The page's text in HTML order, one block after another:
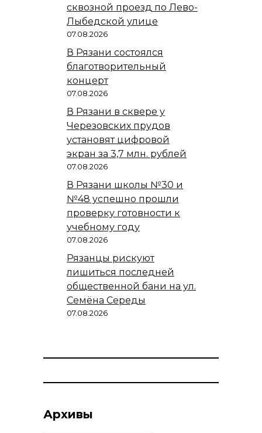
сквозной проезд по Лево-
Лыбедской улице
07.08.2026
В Рязани состоялся
благотворительный
концерт
07.08.2026
В Рязани в сквере у
Черезовских прудов
установят цифровой
экран за 3,7 млн. рублей
07.08.2026
В Рязани школы №30 и
№48 успешно прошли
проверку готовности к
учебному году
07.08.2026
Рязанцы рискуют
лишиться последней
общественной бани на ул.
Семёна Середы
07.08.2026
Архивы